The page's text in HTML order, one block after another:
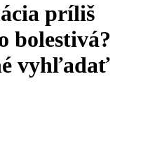
príliš
bolestivá?
vyhľadať